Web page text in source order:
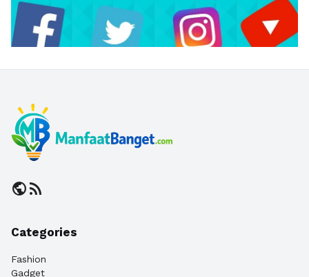
publicrss_feed
Categories
Fashion
Gadget